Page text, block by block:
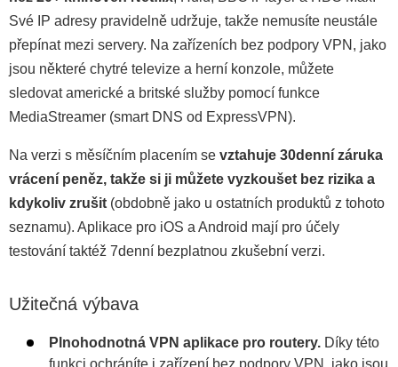
Své IP adresy pravidelně udržuje, takže nemusíte neustále
přepínat mezi servery. Na zařízeních bez podpory VPN, jako
jsou některé chytré televize a herní konzole, můžete
sledovat americké a britské služby pomocí funkce
MediaStreamer (smart DNS od ExpressVPN).
Na verzi s měsíčním placením se vztahuje 30denní záruka
vrácení peněz, takže si ji můžete vyzkoušet bez rizika a
kdykoliv zrušit (obdobně jako u ostatních produktů z tohoto
seznamu). Aplikace pro iOS a Android mají pro účely
testování taktéž 7denní bezplatnou zkušební verzi.
Užitečná výbava
Plnohodnotná VPN aplikace pro routery. Díky této
funkci ochráníte i zařízení bez podpory VPN, jako jsou